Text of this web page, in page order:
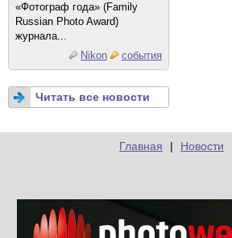
«Фотограф года» (Family
Russian Photo Award)
журнала...
Nikon
события
Читать все новости
Главная | Новости